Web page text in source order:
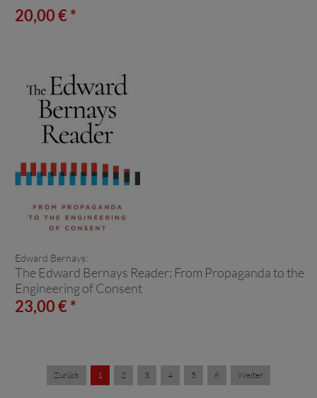
20,00 € *
Edward Bernays:
The Edward Bernays Reader: From Propaganda to the
Engineering of Consent
23,00 € *
Zurück 1 2 3 4 5 6 Weiter